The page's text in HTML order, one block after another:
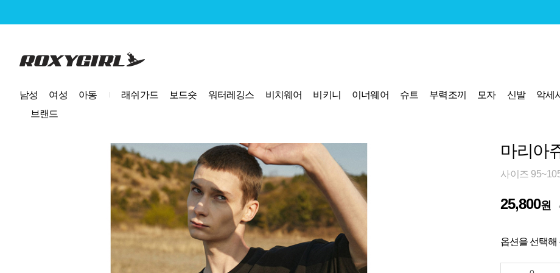
로고
남성 여성 아동 래쉬가드 보드숏 워터레깅스 비치웨어 비키니 이너웨어 슈트 부력조끼 모자 신발 악세
브랜드
마리아
사이즈
25,800원
옵션을 선택해